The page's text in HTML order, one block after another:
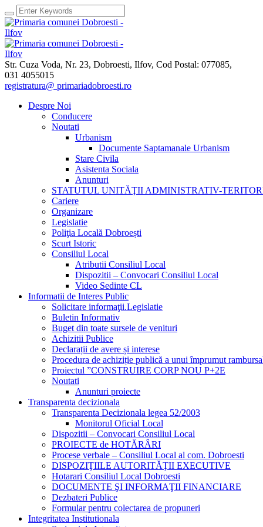
Str. Cuza Voda, Nr. 23, Dobroesti, Ilfov, Cod Postal: 077085,
031 4055015
registratura@ primariadobroesti.ro
Despre Noi
Conducere
Noutati
Urbanism
Documente Saptamanale Urbanism
Stare Civila
Asistenta Sociala
Anunturi
STATUTUL UNITĂŢII ADMINISTRATIV-
Cariere
Organizare
Legislatie
Poliţia Locală Dobroești
Scurt Istoric
Consiliul Local
Atributii Consiliul Local
Dispozitii – Convocari Consiliul Local
Video Sedinte CL
Informatii de Interes Public
Solicitare informaţii.Legislatie
Buletin Informativ
Buget din toate sursele de venituri
Achizitii Publice
Declarații de avere și interese
Procedura de achiziție publică a unui împrumut
Proiectul ”CONSTRUIRE CORP NOU P+2E
Noutati
Anunturi proiecte
Transparenta decizionala
Transparenta Decizionala legea 52/2003
Monitorul Oficial Local
Dispozitii – Convocari Consiliul Local
PROIECTE de HOTĂRÂRI
Procese verbale – Consiliul Local al com. Dobroesti
DISPOZIŢIILE AUTORITĂŢII EXECUTIVE
Hotarari Consiliul Local Dobroesti
DOCUMENTE ŞI INFORMAŢII FINANCIARE
Dezbateri Publice
Formular pentru colectarea de propuneri
Integritatea Institutionala